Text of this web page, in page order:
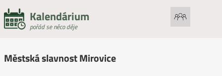
Kalendárium
pořád se něco děje
Městská slavnost Mirovice